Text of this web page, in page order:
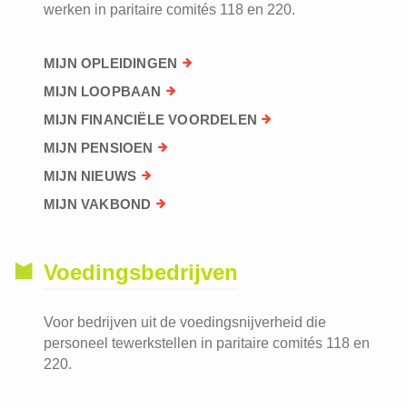
werken in paritaire comités 118 en 220.
MIJN OPLEIDINGEN
MIJN LOOPBAAN
MIJN FINANCIËLE VOORDELEN
MIJN PENSIOEN
MIJN NIEUWS
MIJN VAKBOND
Voedingsbedrijven
Voor bedrijven uit de voedingsnijverheid die
personeel tewerkstellen in paritaire comités 118 en
220.